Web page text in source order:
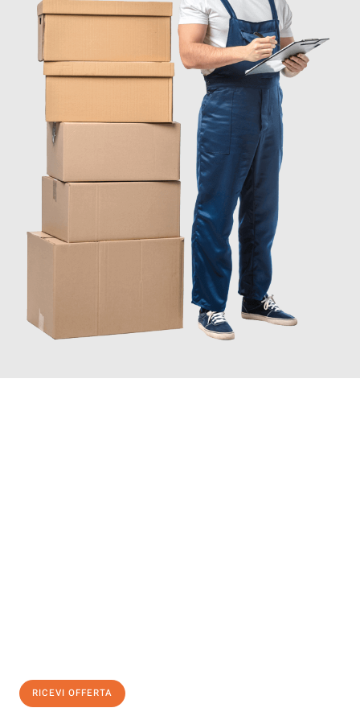
RICEVI OFFERTA